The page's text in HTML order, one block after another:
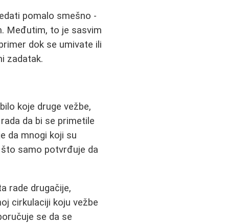
pomalo smešno -
Međutim, to je sasvim
dok se umivate ili
zadatak.
koje druge vežbe,
da bi se primetile
da mnogi koji su
samo potvrđuje da
rade drugačije,
cirkulaciji koju vežbe
se da se